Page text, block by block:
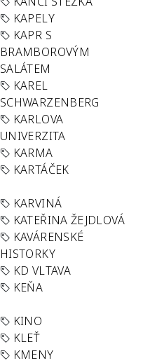
KAPELY
KAPR S
BRAMBOROVÝM
SALÁTEM
KAREL
SCHWARZENBERG
KARLOVA
UNIVERZITA
KARMA
KARTÁČEK
KARVINÁ
KATEŘINA ŽEJDLOVÁ
KAVÁRENSKÉ
HISTORKY
KD VLTAVA
KEŇA
KINO
KLEŤ
KMENY